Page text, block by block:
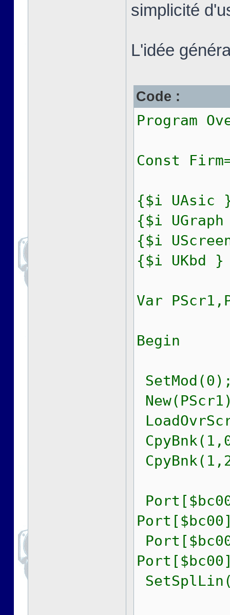
simplicité
L'idée
Code :
Program
Const
{$i UAsic
{$i
{$i
{$i UKbd }
Var
Begin